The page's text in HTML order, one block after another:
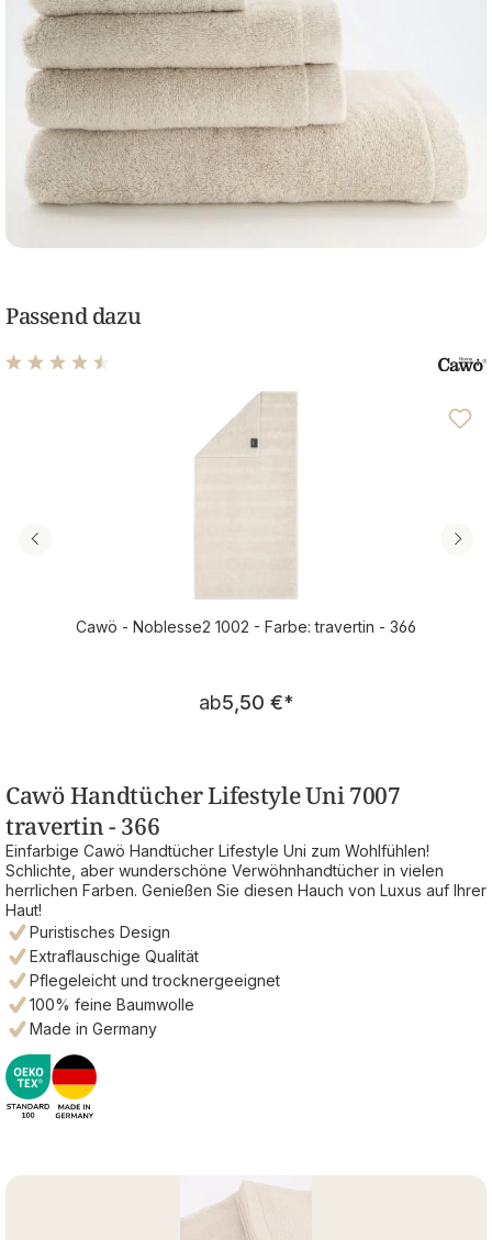
Passend dazu
Durchschnittliche Bewertung von 4.57 von 5 Sternen
Cawö - Noblesse2 1002 - Farbe: travertin - 366
Regulärer Preis:
ab5,50 €*
Cawö Handtücher Lifestyle Uni 7007
travertin - 366
Einfarbige Cawö Handtücher Lifestyle Uni zum Wohlfühlen!
Schlichte, aber wunderschöne Verwöhnhandtücher in vielen
herrlichen Farben. Genießen Sie diesen Hauch von Luxus auf Ihrer
Haut!
Puristisches Design
Extraflauschige Qualität
Pflegeleicht und trocknergeeignet
100% feine Baumwolle
Made in Germany